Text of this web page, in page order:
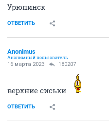
Урюпинск
ОТВЕТИТЬ
Anоnimus
Анонимный пользователь
16 марта 2023 180207
верхние сиськи
ОТВЕТИТЬ